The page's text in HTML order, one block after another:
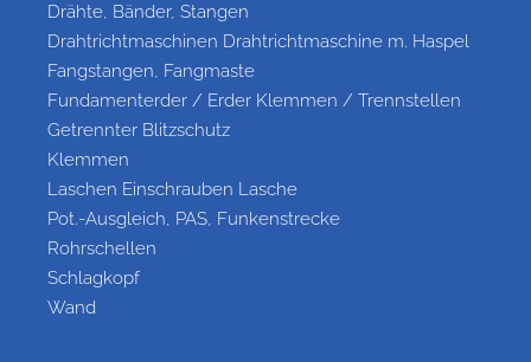
Drähte, Bänder, Stangen
Drahtrichtmaschinen Drahtrichtmaschine m. Haspel
Fangstangen, Fangmaste
Fundamenterder / Erder Klemmen / Trennstellen
Getrennter Blitzschutz
Klemmen
Laschen Einschrauben Lasche
Pot.-Ausgleich, PAS, Funkenstrecke
Rohrschellen
Schlagkopf
Wand